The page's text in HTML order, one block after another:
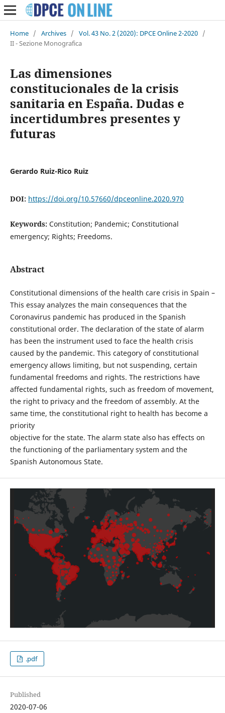
Home / Archives / Vol. 43 No. 2 (2020): DPCE Online 2-2020 /
II - Sezione Monografica
Las dimensiones
constitucionales de la crisis
sanitaria en España. Dudas e
incertidumbres presentes y
futuras
Gerardo Ruiz-Rico Ruiz
DOI: https://doi.org/10.57660/dpceonline.2020.970
Keywords: Constitution; Pandemic; Constitutional
emergency; Rights; Freedoms.
Abstract
Constitutional dimensions of the health care crisis in Spain –
This essay analyzes the main consequences that the
Coronavirus pandemic has produced in the Spanish
constitutional order. The declaration of the state of alarm
has been the instrument used to face the health crisis
caused by the pandemic. This category of constitutional
emergency allows limiting, but not suspending, certain
fundamental freedoms and rights. The restrictions have
affected fundamental rights, such as freedom of movement,
the right to privacy and the freedom of assembly. At the
same time, the constitutional right to health has become a
priority
objective for the state. The alarm state also has effects on
the functioning of the parliamentary system and the
Spanish Autonomous State.
.pdf
Published
2020-07-06